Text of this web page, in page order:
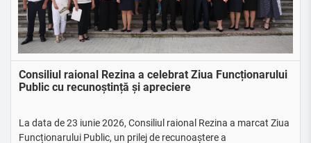
Consiliul raional Rezina a celebrat Ziua Funcționarului
Public cu recunoștință și apreciere
La data de 23 iunie 2026, Consiliul raional Rezina a marcat Ziua
Funcționarului Public, un prilej de recunoaștere a